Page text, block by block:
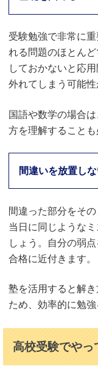
受験勉強で非常に
れる問題のほとん
しておかないと応
外れてしまう可能性
国語や数学の場合
方を理解することも
間違いを放置し
間違った部分をそ
当日に同じような
しょう。自分の弱
合格に近付きます。
塾を活用すると解
ため、効率的に勉強
高校受験でやっ